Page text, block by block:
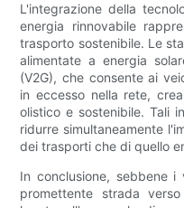
L'integrazione della
energia rinnovabile
trasporto sostenibile. Le
alimentate a energia
(V2G), che consente ai
in eccesso nella rete,
olistico e sostenibile. Tali
ridurre simultaneamente
dei trasporti che di quello
In conclusione, sebbene i
promettente strada